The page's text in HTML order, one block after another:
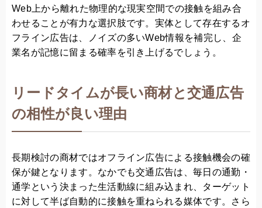
Web上から離れた物理的な現実空間での接触を組み合
わせることが有力な選択肢です。実体として存在するオ
フライン広告は、ノイズの多いWeb情報を補完し、企
業名が記憶に留まる確率を引き上げるでしょう。
リードタイムが長い商材と交通広告
の相性が良い理由
長期検討の商材ではオフライン広告による接触機会の確
保が鍵となります。なかでも交通広告は、毎日の通勤・
通学という決まった生活動線に組み込まれ、ターゲット
に対して半ば自動的に接触を重ねられる媒体です。さら